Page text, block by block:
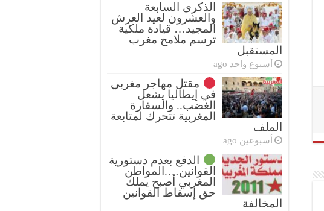
الذكرى السابعة
والعشرون لعيد العرش
المجيد… قيادة ملكية
ترسم ملامح مغرب
المستقبل
أسبوع واحد ago
مقتل مهاجر مغربي
في إيطاليا يشعل
الغضب.. والسفارة
المغربية تتحرك لمتابعة
الملف
أسبوعين ago
الدفع بعدم دستورية
القوانين….المواطن
المغربي أصبح يملك
حق إسقاط القوانين
المخالفة